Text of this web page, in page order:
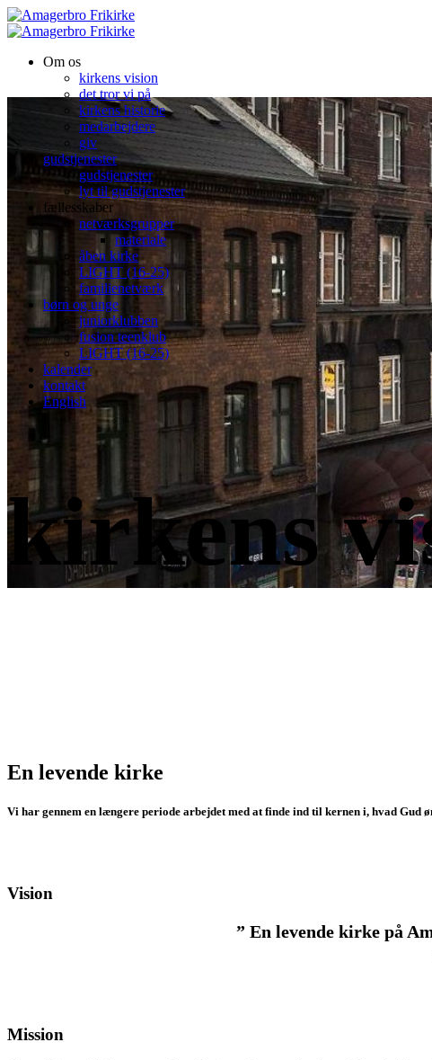
Om os
kirkens vision
det tror vi på
kirkens historie
medarbejdere
giv
gudstjenester
gudstjenester
lyt til gudstjenester
fællesskaber
netværksgrupper
materiale
åben kirke
LIGHT (16-25)
familienetværk
børn og unge
juniorklubben
fusion teenklub
LIGHT (16-25)
kalender
kontakt
English
kirkens
En levende kirke
Vi har gennem en længere periode arbejdet med at finde ind til kernen i, hvad
Vision
” En levende kirke på
Mission